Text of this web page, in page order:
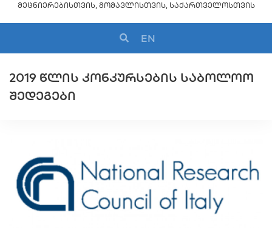
ᲛᲔᲪᲜᲘᲔᲠᲔᲑᲘᲡᲗᲕᲘᲡ, ᲛᲝᲛᲐᲕᲚᲘᲡᲗᲕᲘᲡ, ᲡᲐᲥᲐᲠᲗᲕᲔᲚᲝᲡᲗᲕᲘᲡ
EN
2019 ᲬᲚᲘᲡ ᲙᲝᲜᲙᲣᲠᲡᲔᲑᲘᲡ ᲡᲐᲑᲝᲚᲝᲝ
ᲨᲔᲓᲔᲒᲔᲑᲘ